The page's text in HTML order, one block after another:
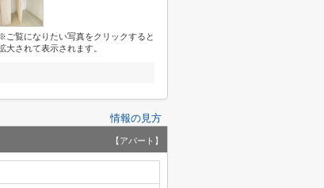
ご覧になりたい写真をクリックすると
大されて表示されます。
情報の見方
【アパート】